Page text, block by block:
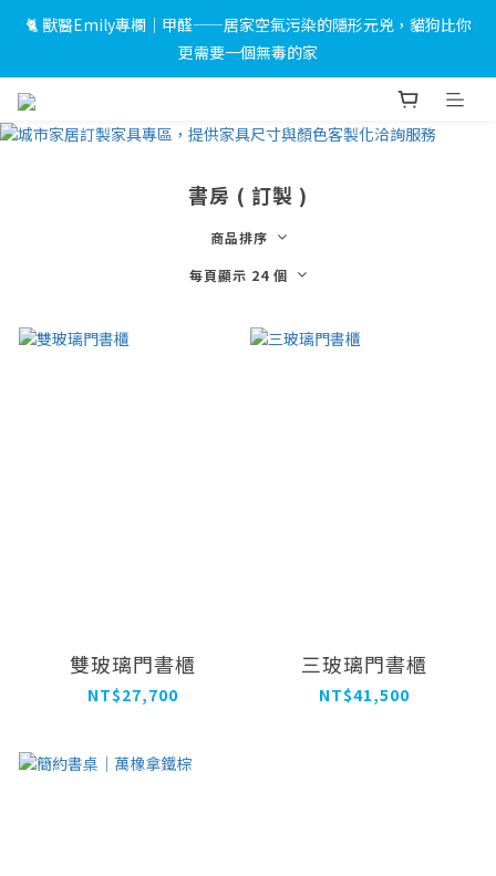
🎉LINE 加入好友＋會員註冊禮｜完成綁定即送 $500 折價券及限
量小燈箱！
🐈 獸醫Emily專欄｜甲醛——居家空氣污染的隱形元兇，貓狗比你
更需要一個無毒的家
🎉LINE 加入好友＋會員註冊禮｜完成綁定即送 $500 折價券及限
量小燈箱！
書房 ( 訂製 )
商品排序
每頁顯示 24 個
雙玻璃門書櫃
NT$27,700
三玻璃門書櫃
NT$41,500